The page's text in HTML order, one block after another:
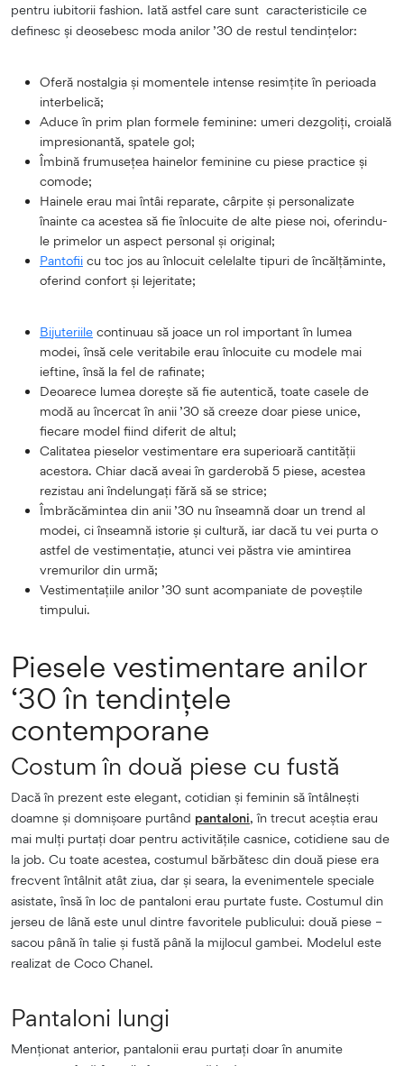
pentru iubitorii fashion. Iată astfel care sunt caracteristicile ce
definesc și deosebesc moda anilor ’30 de restul tendințelor:
Oferă nostalgia și momentele intense resimțite în perioada
interbelică;
Aduce în prim plan formele feminine: umeri dezgoliți, croială
impresionantă, spatele gol;
Îmbină frumusețea hainelor feminine cu piese practice și
comode;
Hainele erau mai întâi reparate, cârpite și personalizate
înainte ca acestea să fie înlocuite de alte piese noi, oferindu-
le primelor un aspect personal și original;
Pantofii cu toc jos au înlocuit celelalte tipuri de încălțăminte,
oferind confort și lejeritate;
Bijuteriile continuau să joace un rol important în lumea
modei, însă cele veritabile erau înlocuite cu modele mai
ieftine, însă la fel de rafinate;
Deoarece lumea dorește să fie autentică, toate casele de
modă au încercat în anii ’30 să creeze doar piese unice,
fiecare model fiind diferit de altul;
Calitatea pieselor vestimentare era superioară cantității
acestora. Chiar dacă aveai în garderobă 5 piese, acestea
rezistau ani îndelungați fără să se strice;
Îmbrăcămintea din anii ’30 nu înseamnă doar un trend al
modei, ci înseamnă istorie și cultură, iar dacă tu vei purta o
astfel de vestimentație, atunci vei păstra vie amintirea
vremurilor din urmă;
Vestimentațiile anilor ’30 sunt acompaniate de poveștile
timpului.
Piesele vestimentare anilor
‘30 în tendințele
contemporane
Costum în două piese cu fustă
Dacă în prezent este elegant, cotidian și feminin să întâlnești
doamne și domnișoare purtând pantaloni, în trecut aceștia erau
mai mulți purtați doar pentru activitățile casnice, cotidiene sau de
la job. Cu toate acestea, costumul bărbătesc din două piese era
frecvent întâlnit atât ziua, dar și seara, la evenimentele speciale
asistate, însă în loc de pantaloni erau purtate fuste. Costumul din
jerseu de lână este unul dintre favoritele publicului: două piese –
sacou până în talie și fustă până la mijlocul gambei. Modelul este
realizat de Coco Chanel.
Pantaloni lungi
Menționat anterior, pantalonii erau purtați doar în anumite